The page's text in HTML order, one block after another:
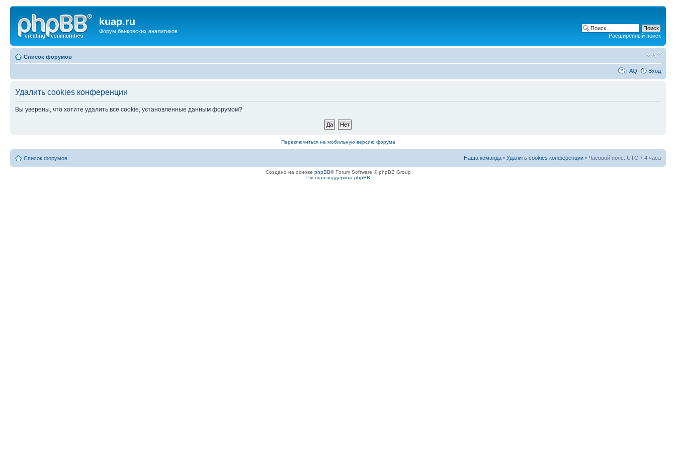
kuap.ru
Форум банковских аналитиков
Расширенный поиск
Список форумов
FAQ Вход
Удалить cookies конференции
Вы уверены, что хотите удалить все cookie, установленные данным форумом?
Переключиться на мобильную версию форума
Список форумов Наша команда • Удалить cookies конференции • Часовой пояс: UTC + 4 часа
Создано на основе phpBB® Forum Software © phpBB Group
Русская поддержка phpBB